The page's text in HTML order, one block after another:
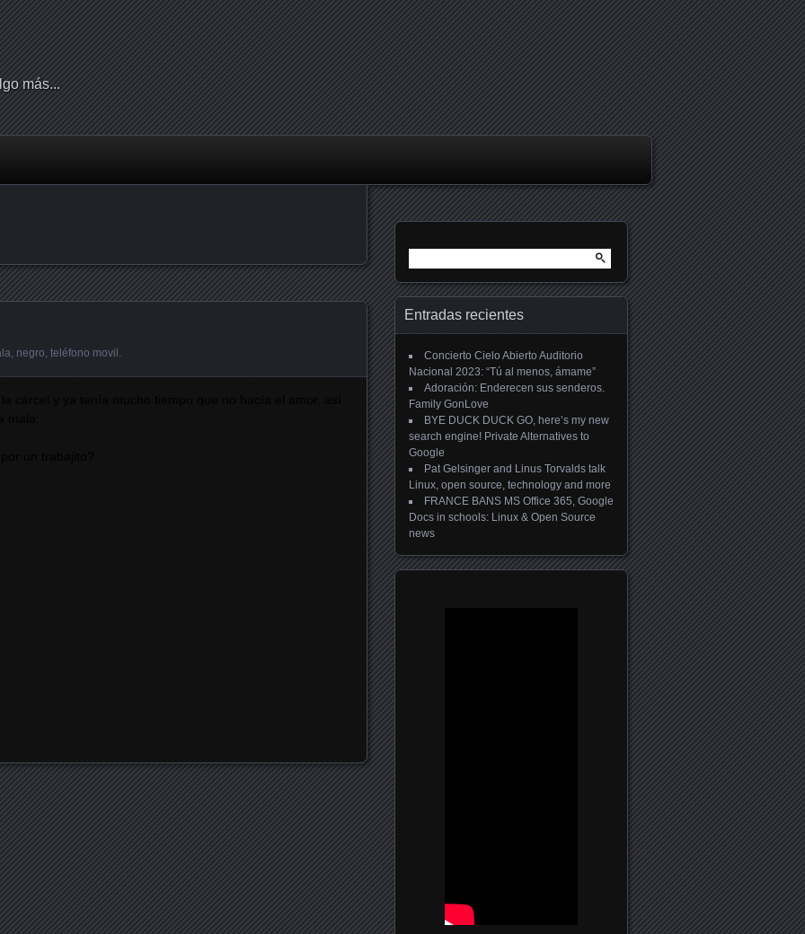
más...
negro teléfono movil
Entradas recientes
Concierto Cielo Abierto Auditorio
Nacional 2023: “Tú al menos, ámame”
Adoración: Enderecen sus senderos.
Family GonLove
BYE DUCK DUCK GO, here’s my new
search engine! Private Alternatives to
Google
Pat Gelsinger and Linus Torvalds talk
Linux, open source, technology and more
FRANCE BANS MS Office 365, Google
Docs in schools: Linux & Open Source
news